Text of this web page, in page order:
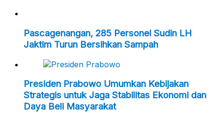
Pascagenangan, 285 Personel Sudin LH
Jaktim Turun Bersihkan Sampah
Presiden Prabowo Umumkan Kebijakan
Strategis untuk Jaga Stabilitas Ekonomi dan
Daya Beli Masyarakat